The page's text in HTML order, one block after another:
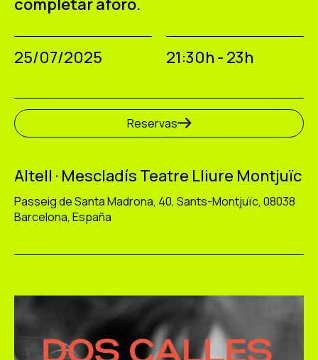
25/07/2025 21:30h - 23h
Reservas
Altell · Mescladís Teatre Lliure Montjuïc
Passeig de Santa Madrona, 40, Sants-Montjuïc, 08038
Barcelona, España